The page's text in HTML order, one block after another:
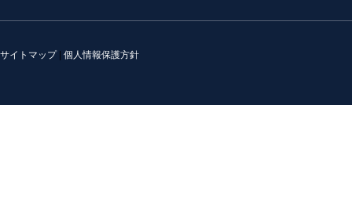
サイトマップ| 個人情報保護方針